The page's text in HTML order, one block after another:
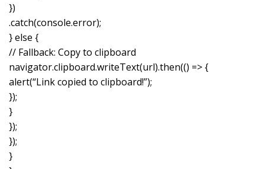
})
.catch(console.error);
} else {
// Fallback: Copy to clipboard
navigator.clipboard.writeText(url).then(() => {
alert(“Link copied to clipboard!”);
});
}
});
});
}